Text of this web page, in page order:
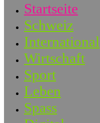
Startseite
Schweiz
International
Wirtschaft
Sport
Leben
Spass